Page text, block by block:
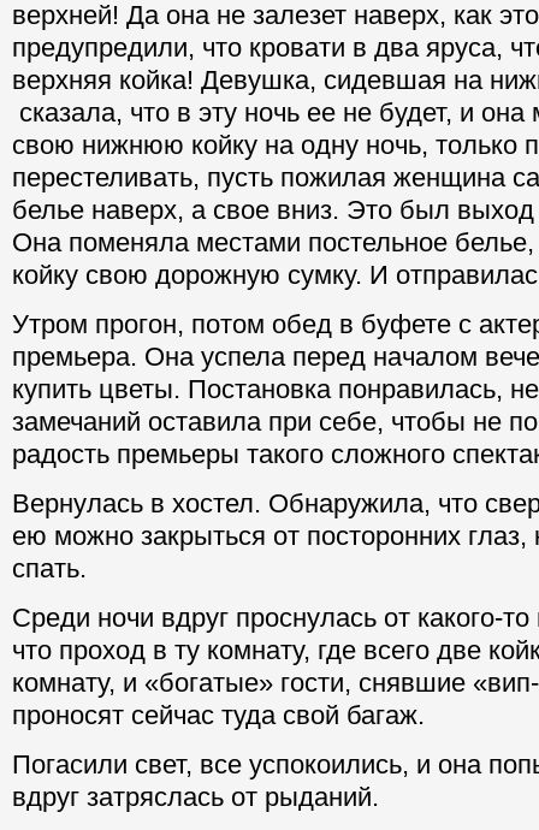
верхней! Да она не залезет наверх, как
предупредили, что кровати в два яруса,
верхняя койка! Девушка, сидевшая на
сказала, что в эту ночь ее не будет, и она
свою нижнюю койку на одну ночь, только
перестеливать, пусть пожилая женщина
белье наверх, а свое вниз. Это был
Она поменяла местами постельное белье,
койку свою дорожную сумку. И
Утром прогон, потом обед в буфете с
премьера. Она успела перед началом
купить цветы. Постановка понравилась,
замечаний оставила при себе, чтобы не
радость премьеры такого сложного
Вернулась в хостел. Обнаружила, что
ею можно закрыться от посторонних
спать.
Среди ночи вдруг проснулась от какого-
что проход в ту комнату, где всего две
комнату, и «богатые» гости, снявшие
проносят сейчас туда свой багаж.
Погасили свет, все успокоились, и она
вдруг затряслась от рыданий.